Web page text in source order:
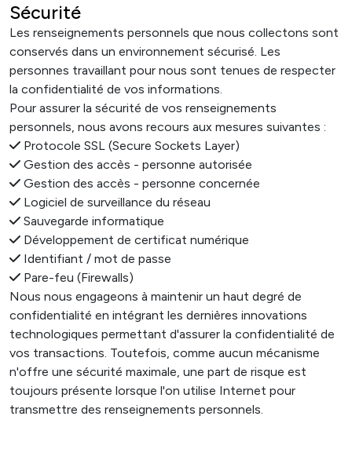
Sécurité
Les renseignements personnels que nous collectons sont
conservés dans un environnement sécurisé. Les
personnes travaillant pour nous sont tenues de respecter
la confidentialité de vos informations.
Pour assurer la sécurité de vos renseignements
personnels, nous avons recours aux mesures suivantes :
Protocole SSL (Secure Sockets Layer)
Gestion des accès - personne autorisée
Gestion des accès - personne concernée
Logiciel de surveillance du réseau
Sauvegarde informatique
Développement de certificat numérique
Identifiant / mot de passe
Pare-feu (Firewalls)
Nous nous engageons à maintenir un haut degré de
confidentialité en intégrant les dernières innovations
technologiques permettant d'assurer la confidentialité de
vos transactions. Toutefois, comme aucun mécanisme
n'offre une sécurité maximale, une part de risque est
toujours présente lorsque l'on utilise Internet pour
transmettre des renseignements personnels.